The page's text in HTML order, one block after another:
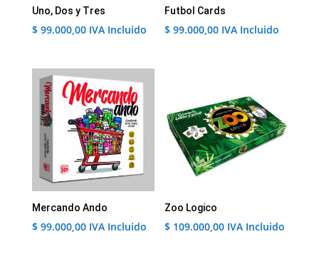
Uno, Dos y Tres
$99.000,00 IVA Incluido
Futbol Cards
$ 99.000,00 IVA Incluido
Mercando Ando
$99.000,00 IVA Incluido
Zoo Logico
$ 109.000,00 IVA Incluido